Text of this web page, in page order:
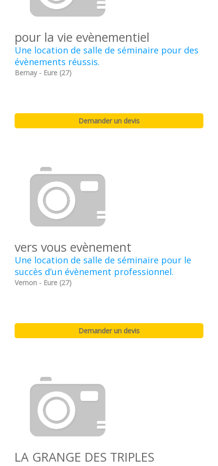
pour la vie evènementiel
Une location de salle de séminaire pour des
évènements réussis.
Bernay - Eure (27)
vers vous evènement
Une location de salle de séminaire pour le
succès d’un évènement professionnel.
Vernon - Eure (27)
LA GRANGE DES TRIPLES